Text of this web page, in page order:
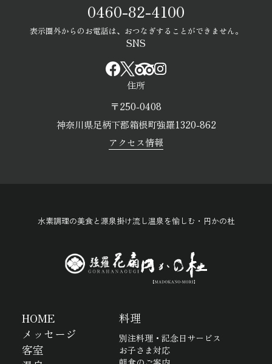
0460-82-4100
表示圏外からのお電話は、おつなぎすることができません。
SNS
住所
〒250-0408
神奈川県足柄下郡箱根町強羅1320-862
アクセス情報
水素調理の美食と源泉掛け流し温泉を愉しむ・円かの杜
HOME
メッセージ
客室
料理
別注料理・記念日サービス
お子さま対応